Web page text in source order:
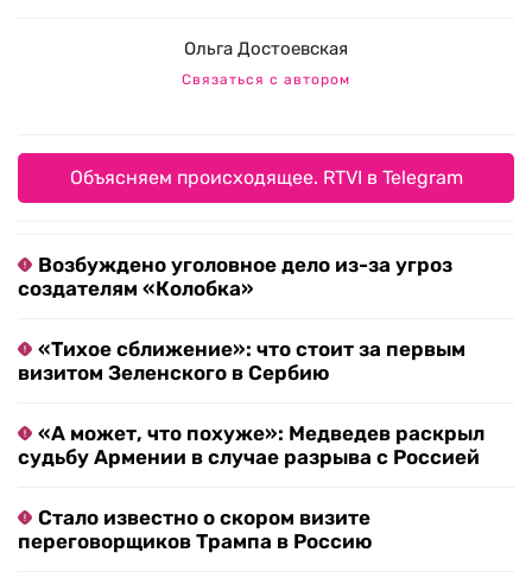
Ольга Достоевская
Связаться с автором
Объясняем происходящее. RTVI в Telegram
Возбуждено уголовное дело из-за угроз
создателям «Колобка»
«Тихое сближение»: что стоит за первым
визитом Зеленского в Сербию
«А может, что похуже»: Медведев раскрыл
судьбу Армении в случае разрыва с Россией
Стало известно о скором визите
переговорщиков Трампа в Россию